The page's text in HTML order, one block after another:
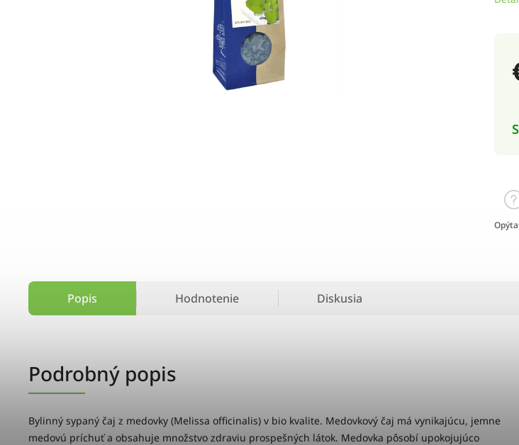
Popis Hodnotenie Diskusia
Podrobný popis
Bylinný sypaný čaj z medovky (Melissa officinalis) v bio kvalite. Medovkový čaj má vynikajúcu, jemne
medovú príchuť a obsahuje množstvo zdraviu prospešných látok. Medovka pôsobí upokojujúco